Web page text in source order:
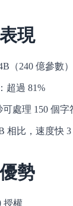
現
（240 億參數）
超過 81%
處理 150 個字
相比，速度快
勢
授權